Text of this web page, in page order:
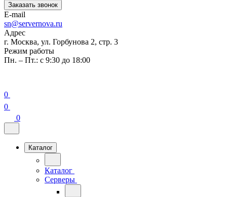
Заказать звонок
E-mail
sn@servernova.ru
Адрес
г. Москва, ул. Горбунова 2, стр. 3
Режим работы
Пн. – Пт.: с 9:30 до 18:00
0
0
0
Каталог
Каталог
Серверы